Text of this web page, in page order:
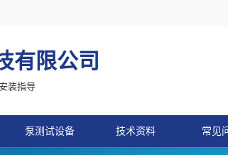
有限公司
装指导
泵测试设备 技术资料 常见